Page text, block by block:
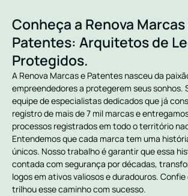
Conheça a Renova Marcas
Patentes: Arquitetos de
Protegidos.
A Renova Marcas e Patentes nasceu da
empreendedores a protegerem seus sonhos.
equipe de especialistas dedicados que já
registro de mais de 7 mil marcas e
processos registrados em todo o território
Entendemos que cada marca tem uma
únicos. Nosso trabalho é garantir que essa
contada com segurança por décadas,
logos em ativos valiosos e duradouros. Confie
trilhou esse caminho com sucesso.